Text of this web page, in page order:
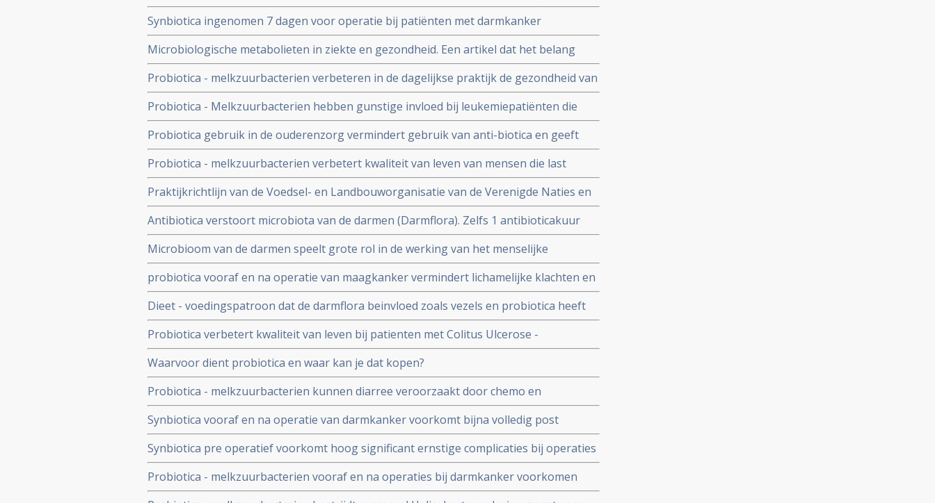
blijkt uit internationaal onderzoek.
Synbiotica ingenomen 7 dagen voor operatie bij patiënten met darmkanker
vermindert kans op sterfte aan infectie, geeft korter ziekenhuisverblijf en minder
gebruik van antibiotica copy 1
Microbiologische metabolieten in ziekte en gezondheid. Een artikel dat het belang
uitlegt van een goede darmflora en hoe je die kunt verbeteren
Probiotica - melkzuurbacterien verbeteren in de dagelijkse praktijk de gezondheid van
mensen, de kwaliteit van leven, minder maag-darmklachten, minder diarree en
verbetert de ontlasting
Probiotica - Melkzuurbacterien hebben gunstige invloed bij leukemiepatiënten die
stamceltransplantatie moeten ondergaan.
Probiotica gebruik in de ouderenzorg vermindert gebruik van anti-biotica en geeft
veel minder diarree aldus een proefproject van de RIVAS zorggroep
Probiotica - melkzuurbacterien verbetert kwaliteit van leven van mensen die last
hebben van hooikoorts
Praktijkrichtlijn van de Voedsel- en Landbouworganisatie van de Verenigde Naties en
WHO - de Wereldgezondheidsorganisatie voor gebruik van probiotica bij
darmproblemen
Antibiotica verstoort microbiota van de darmen (Darmflora). Zelfs 1 antibioticakuur
kan de darmflora al ernstig verstoren. Regelmatig antibiotica kan aan darmflora veel
chronische schade toebrengen
Microbioom van de darmen speelt grote rol in de werking van het menselijke
immuunsysteem. Verbeteren van het microbioom kan positief uitpakken bij
verschillende vormen van kanker
probiotica vooraf en na operatie van maagkanker vermindert lichamelijke klachten en
herstelt darmflora sneller en beter in vergelijking met placebo copy 1
Dieet - voedingspatroon dat de darmflora beinvloed zoals vezels en probiotica heeft
invloed op aanslaan van immuuntherapie met anti-PD medicijnen
Probiotica verbetert kwaliteit van leven bij patienten met Colitus Ulcerose -
prikkelbare darm
Waarvoor dient probiotica en waar kan je dat kopen?
Probiotica - melkzuurbacterien kunnen diarree veroorzaakt door chemo en
radiotherapie bij kanker in de buik of bekken voorkomen of verminderen
Synbiotica vooraf en na operatie van darmkanker voorkomt bijna volledig post
operatieve infecties in vergelijking met placebo. 1 vs 9 uit 90 patienten. copy 1
Synbiotica pre operatief voorkomt hoog significant ernstige complicaties bij operaties
in gebied van alvleesklier. 6 versus geen sterfgevallen tijdens operatie copy 1
Probiotica - melkzuurbacterien vooraf en na operaties bij darmkanker voorkomen
ernstige infecties, bevorderen sneller herstel en zorgen voor kortere